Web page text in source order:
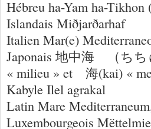
Islandais Miðjarðarhaf
Italien Mar(e)
Japonais 地中海 （ち
« milieu » et 海(kai) «
Kabyle Ilel agrakal
Latin Mare
Luxembourgeois